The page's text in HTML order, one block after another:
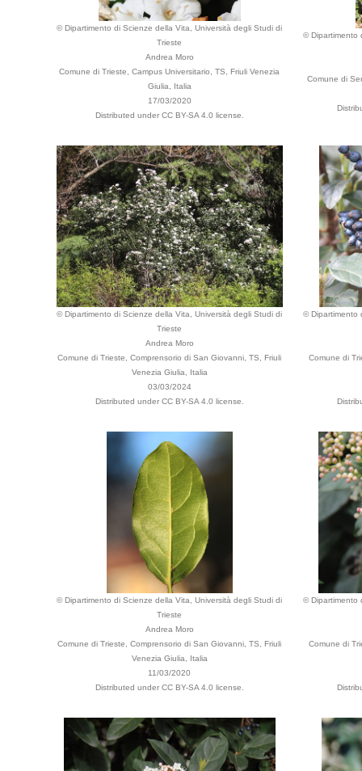
© Dipartimento di Scienze della Vita, Università degli Studi di
Trieste
Andrea Moro
Comune di Trieste, Campus Universitario, TS, Friuli Venezia
Giulia, Italia
17/03/2020
Distributed under CC BY-SA 4.0 license.
© Dipartimento
Comune di
© Dipartimento di Scienze della Vita, Università degli Studi di
Trieste
Andrea Moro
Comune di Trieste, Comprensorio di San Giovanni, TS, Friuli
Venezia Giulia, Italia
03/03/2024
Distributed under CC BY-SA 4.0 license.
© Dipartimento
Comune di
© Dipartimento di Scienze della Vita, Università degli Studi di
Trieste
Andrea Moro
Comune di Trieste, Comprensorio di San Giovanni, TS, Friuli
Venezia Giulia, Italia
11/03/2020
Distributed under CC BY-SA 4.0 license.
© Dipartimento
Comune di